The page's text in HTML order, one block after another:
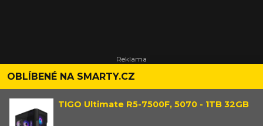
OBLÍBENÉ NA SMARTY.CZ
TIGO Ultimate R5-7500F, 5070 - 1TB 32GB